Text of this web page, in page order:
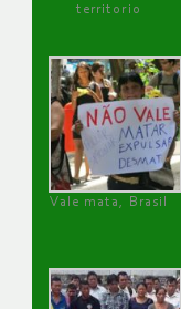
territorio
Vale mata, Brasil